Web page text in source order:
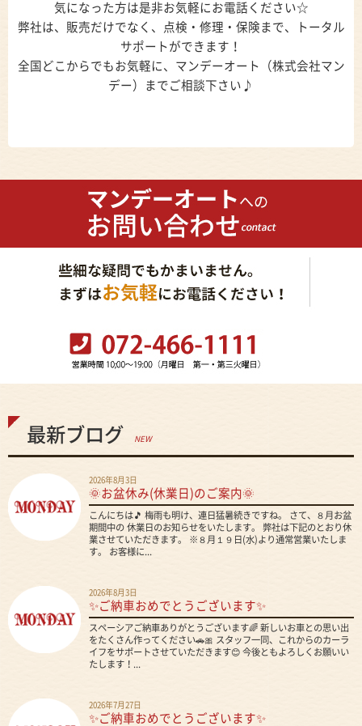
気になった方は是非お気軽にお電話ください☆
弊社は、販売だけでなく、点検・修理・保険まで、トータル
サポートができます！
全国どこからでもお気軽に、マンデーオート（株式会社マン
デー）までご相談下さい♪
最新ブログ NEW
2026年8月3日
🌞お盆休み(休業日)のご案内🌞
こんにちは🎵 梅雨も明け、連日猛暑続きですね。 さて、８月お盆
期間中の 休業日のお知らせをいたします。 弊社は下記のとおり休
業させていただきます。 ※８月１９日(水)より通常営業いたしま
す。 お客様に...
2026年8月3日
✨ご納車おめでとうございます✨
スペーシアご納車ありがとうございます🌈 新しいお車との思い出
をたくさん作ってください🚗🎀 スタッフ一同、これからのカーラ
イフをサポートさせていただきます😊 今後ともよろしくお願いい
たします！...
2026年7月27日
✨ご納車おめでとうございます✨